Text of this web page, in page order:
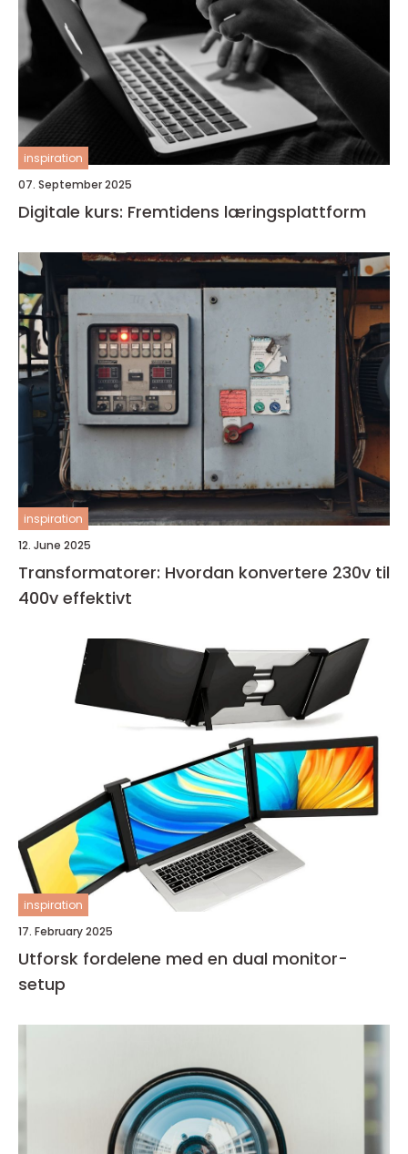
inspiration
07. September 2025
Digitale kurs: Fremtidens læringsplattform
inspiration
12. June 2025
Transformatorer: Hvordan konvertere 230v til
400v effektivt
inspiration
17. February 2025
Utforsk fordelene med en dual monitor-
setup